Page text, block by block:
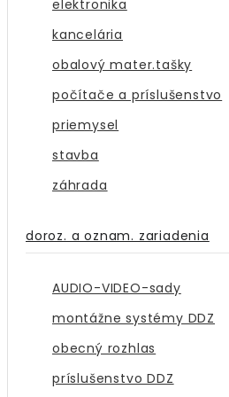
elektronika
kancelária
obalový mater.tašky
počítače a príslušenstvo
priemysel
stavba
záhrada
doroz. a oznam. zariadenia
AUDIO-VIDEO-sady
montážne systémy DDZ
obecný rozhlas
príslušenstvo DDZ